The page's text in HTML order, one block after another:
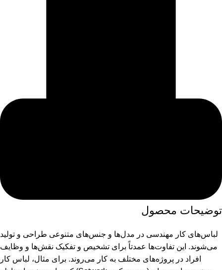
توضیحات محصول
لباس‌های کار مهندسی در مدل‌ها و جنس‌های متنوعی طراحی و تولید
می‌شوند. این تفاوت‌ها عمدتاً برای تشخیص و تفکیک نقش‌ها و وظایف
افراد در پروژه‌های مختلف به کار می‌روند. برای مثال، لباس کار